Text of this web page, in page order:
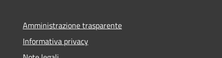
Amministrazione trasparente
Informativa privacy